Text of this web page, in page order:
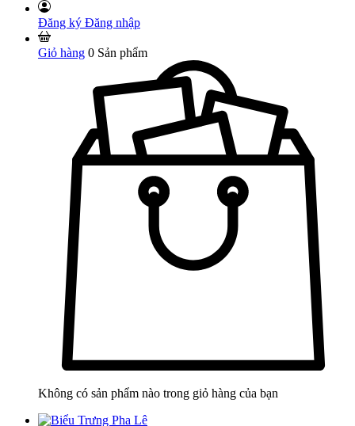
Đăng ký Đăng nhập
Giỏ hàng 0 Sản phẩm
Không có sản phẩm nào trong giỏ hàng của bạn